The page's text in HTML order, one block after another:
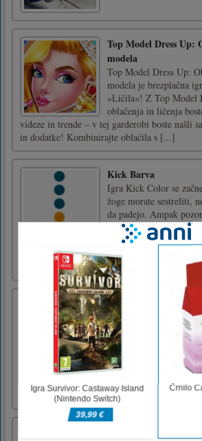
Top Model Dress Up:
modela
Top Model Dress Up:
modela je brezplačna
»Ličila«! Z Top Model
oblačenja in ličenja
videze in trende – v tej garderobi boste našli
in dodatke! Kombinirajte oblačila s [...]
Kick Barva
Igra Kick Color se
žoge morate sestreliti,
da padejo. Ampak
Igrali boste znova in
hitrosti se povečuje
igranje igre uporabite
Zumba Mania
Get better at marble
complete all the levels
level. This marble game
addicting at the same
Match 3 or more same-
eliminate them.
chain before it hits t [...]